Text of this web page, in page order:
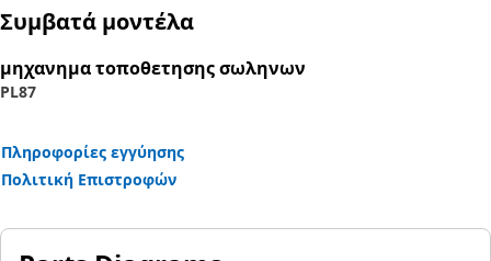
Συμβατά μοντέλα
μηχανημα τοποθετησης σωληνων
PL87
Πληροφορίες εγγύησης
Πολιτική Επιστροφών